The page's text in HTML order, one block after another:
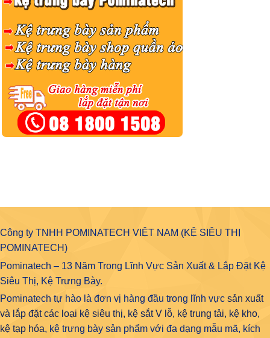
Công ty TNHH POMINATECH VIỆT NAM (KỆ SIÊU THỊ
POMINATECH)
Pominatech – 13 Năm Trong Lĩnh Vực Sản Xuất & Lắp Đặt Kệ
Siêu Thị, Kệ Trưng Bày.
Pominatech tự hào là đơn vị hàng đầu trong lĩnh vực sản xuất
và lắp đặt các loại kệ siêu thị, kệ sắt V lỗ, kệ trung tải, kệ kho,
kệ tạp hóa, kệ trưng bày sản phẩm với đa dạng mẫu mã, kích